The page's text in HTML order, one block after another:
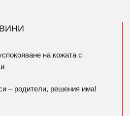
на кожата с
– родители, решения има!